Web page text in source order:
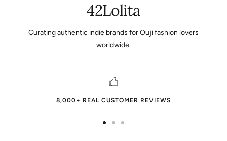
42Lolita
Curating authentic indie brands for Ouji fashion lovers
worldwide.
8,000+ REAL CUSTOMER REVIEWS